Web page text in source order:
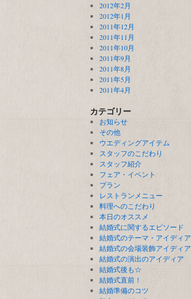
2012年2月
2012年1月
2011年12月
2011年11月
2011年10月
2011年9月
2011年8月
2011年5月
2011年4月
カテゴリー
お知らせ
その他
ウエディングアイテム
スタッフのこだわり
スタッフ紹介
フェア・イベント
プラン
レストランメニュー
料理へのこだわり
本日のオススメ
結婚式に関するエピソード
結婚式のテーマ・アイディア
結婚式の会場装飾アイディア
結婚式の演出のアイディア
結婚式後も☆
結婚式直前！
結婚準備のコツ